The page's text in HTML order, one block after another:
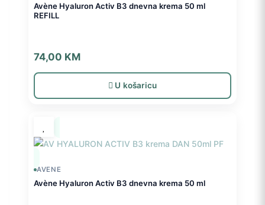
Avène Hyaluron Activ B3 dnevna krema 50 ml
REFILL
74,00 KM
U košaricu
AVENE
Avène Hyaluron Activ B3 dnevna krema 50 ml